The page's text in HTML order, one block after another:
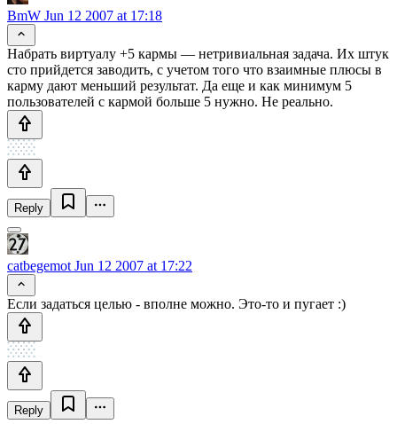
BmW Jun 12 2007 at 17:18
Набрать виртуалу +5 кармы — нетривиальная задача. Их штук
сто прийдется заводить, с учетом того что взаимные плюсы в
карму дают меньший результат. Да еще и как минимум 5
пользователей с кармой больше 5 нужно. Не реально.
Reply
catbegemot Jun 12 2007 at 17:22
Если задаться целью - вполне можно. Это-то и пугает :)
Reply